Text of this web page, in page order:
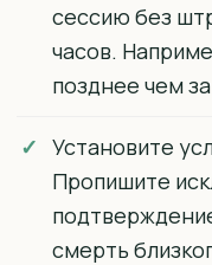
сессию без
часов.
позднее чем
Установите
Пропишите
смерть